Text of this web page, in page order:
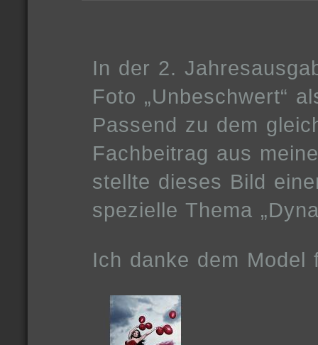
In der 2.
Foto „Unbeschwert“
Passend zu dem
Fachbeitrag aus
stellte dieses Bild
spezielle Thema
Ich danke dem Model